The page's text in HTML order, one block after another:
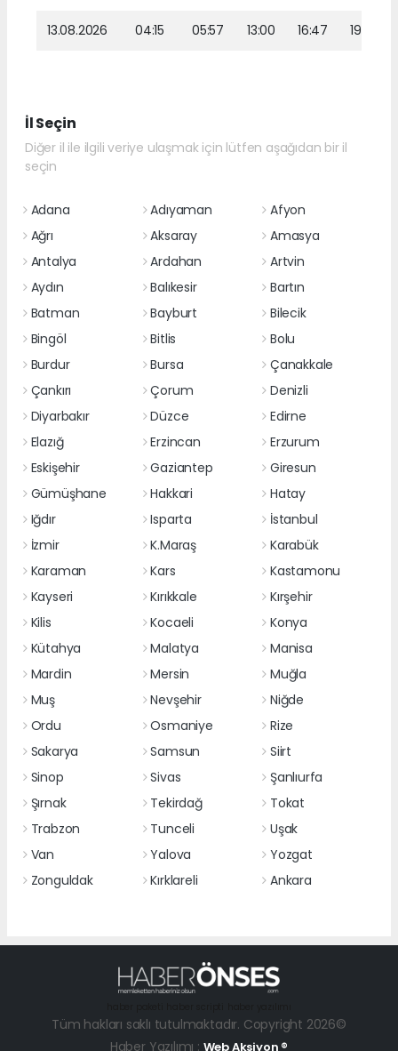
13.08.2026 04:15 05:57 13:00 16:47 19:53
İl Seçin
Diğer il ile ilgili veriye ulaşmak için lütfen aşağıdan bir il
seçin
Adana Adıyaman
Afyon
Ağrı
Aksaray
Amasya
Antalya
Ardahan
Artvin
Aydın
Balıkesir
Bartın
Batman
Bayburt
Bilecik
Bingöl
Bitlis
Bolu
Burdur
Bursa
Çanakkale
Çankırı
Çorum
Denizli
Diyarbakır
Düzce
Edirne
Elazığ
Erzincan
Erzurum
Eskişehir
Gaziantep
Giresun
Gümüşhane
Hakkari
Hatay
Iğdır
Isparta
İstanbul
İzmir
K.Maraş
Karabük
Karaman
Kars
Kastamonu
Kayseri
Kırıkkale
Kırşehir
Kilis
Kocaeli
Konya
Kütahya
Malatya
Manisa
Mardin
Mersin
Muğla
Muş
Nevşehir
Niğde
Ordu
Osmaniye
Rize
Sakarya
Samsun
Siirt
Sinop
Sivas
Şanlıurfa
Şırnak
Tekirdağ
Tokat
Trabzon
Tunceli
Uşak
Van
Yalova
Yozgat
Zonguldak
Kırklareli Ankara
Tüm hakları saklı tutulmaktadır. Copyright 2026©
Haber Yazılımı : Web Aksiyon ®